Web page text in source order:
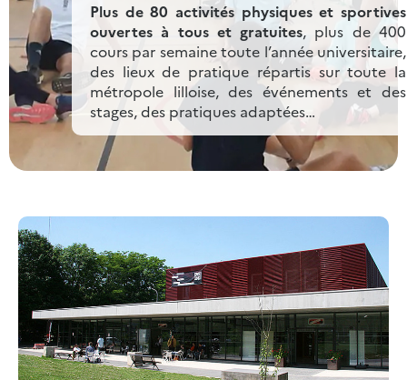
Plus de 80 activités physiques et sportives
ouvertes à tous et gratuites, plus de 400
cours par semaine toute l’année universitaire,
des lieux de pratique répartis sur toute la
métropole lilloise, des événements et des
stages, des pratiques adaptées…